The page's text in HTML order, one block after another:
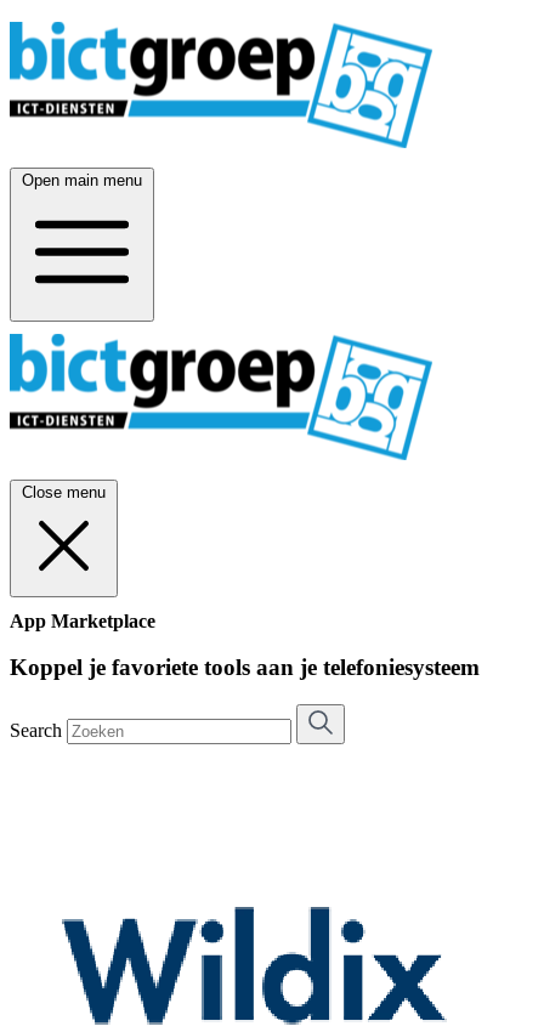
Open main menu
Close menu
App Marketplace
Koppel je favoriete tools aan je telefoniesysteem
Search